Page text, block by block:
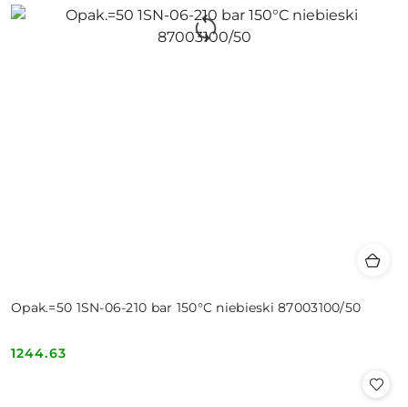
Opak.=50 1SN-06-210 bar 150°C niebieski 87003100/50
Cena:
1244.63